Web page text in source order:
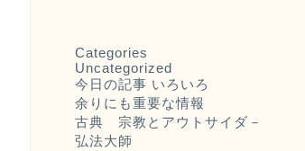
Categories
Uncategorized
今日の記事 いろいろ
余りにも重要な情報
古典 宗教とアウトサイダ－
弘法大師